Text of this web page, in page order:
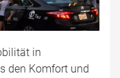
in
den Komfort und